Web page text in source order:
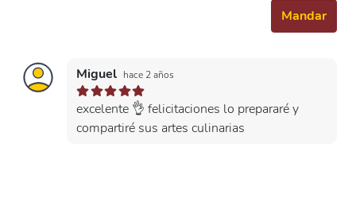
Mandar
Miguel hace 2 años
excelente 👌 felicitaciones lo prepararé y
compartiré sus artes culinarias